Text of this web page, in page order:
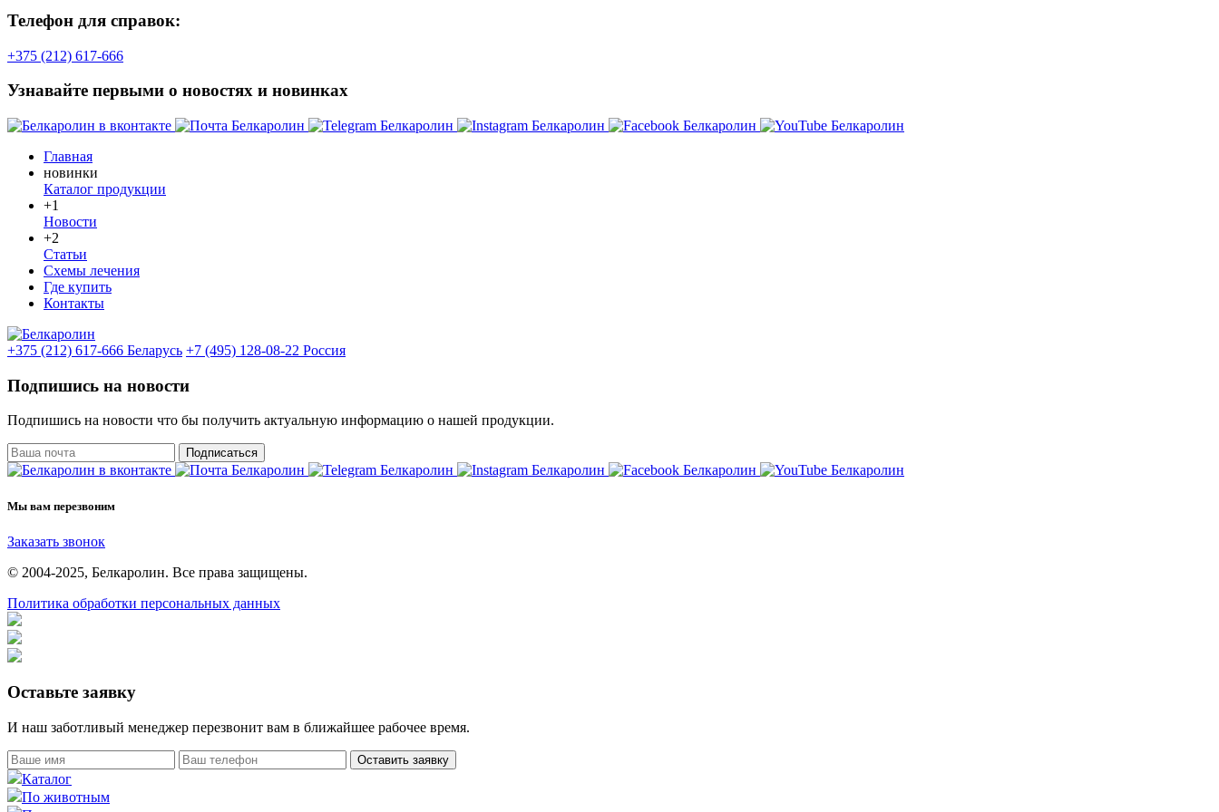
Телефон для справок:
+375 (212) 617-666
Узнавайте первыми о новостях и новинках
Главная
новинки
Каталог продукции
+1
Новости
+2
Статьи
Схемы лечения
Где купить
Контакты
+375 (212) 617-666 Беларусь +7 (495) 128-08-22 Россия
Подпишись на новости
Подпишись на новости что бы получить актуальную информацию о нашей продукции.
Подписаться
Мы вам перезвоним
Заказать звонок
© 2004-2025, Белкаролин. Все права защищены.
Политика обработки персональных данных
Оставьте заявку
И наш заботливый менеджер перезвонит вам в ближайшее рабочее время.
Оставить заявку
Каталог
По животным